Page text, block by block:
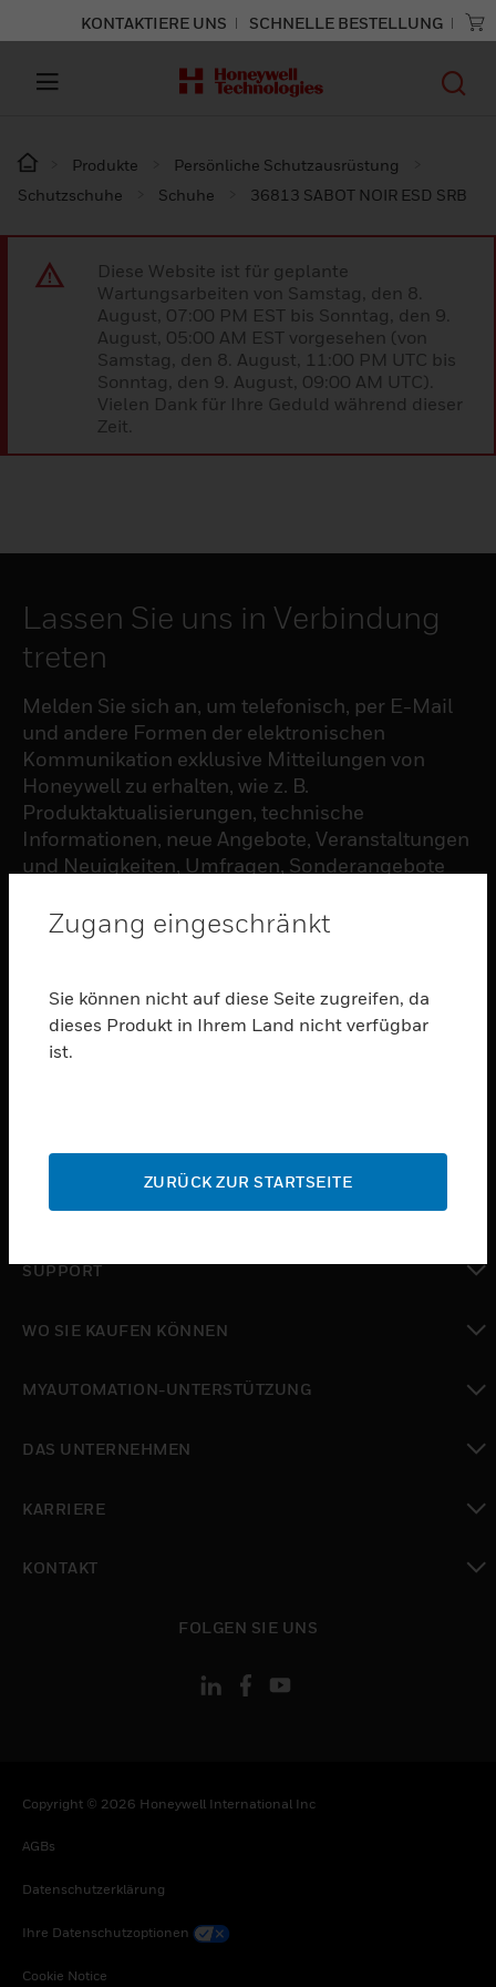
KONTAKTIERE UNS SCHNELLE BESTELLUNG
Produkte
Persönliche Schutzausrüstung
Schutzschuhe
Schuhe 36813 SABOT NOIR ESD SRB
Diese Website ist für geplante
Wartungsarbeiten von Samstag, den 8.
August, 07:00 PM EST bis Sonntag, den 9.
August, 05:00 AM EST vorgesehen (von
Samstag, den 8. August, 11:00 PM UTC bis
Sonntag, den 9. August, 09:00 AM UTC).
Vielen Dank für Ihre Geduld während dieser
Zeit.
Lassen Sie uns in Verbindung
treten
Melden Sie sich an, um telefonisch, per E-Mail
und andere Formen der elektronischen
Kommunikation exklusive Mitteilungen von
Honeywell zu erhalten, wie z. B.
Produktaktualisierungen, technische
Informationen, neue Angebote, Veranstaltungen
und Neuigkeiten, Umfragen, Sonderangebote
PRODUKTE
DIENSTE
BRANCHEN
SUPPORT
WO SIE KAUFEN KÖNNEN
MYAUTOMATION-UNTERSTÜTZUNG
DAS UNTERNEHMEN
KARRIERE
KONTAKT
FOLGEN SIE UNS
Copyright © 2026 Honeywell International Inc
AGBs
Datenschutzerklärung
Ihre Datenschutzoptionen
Cookie Notice
Zugang eingeschränkt
Sie können nicht auf diese Seite zugreifen, da
dieses Produkt in Ihrem Land nicht verfügbar
ist.
ZURÜCK ZUR STARTSEITE